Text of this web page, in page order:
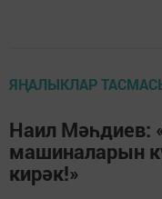
ЯҢАЛЫКЛАР
Наил Мәһдиев:
машиналарын
кирәк!»